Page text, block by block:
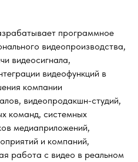
программное
видеопроизводства,
видеосигнала,
видеофункций в
компании
видеопродакшн-студий,
команд, системных
медиаприложений,
и компаний,
работа с видео в реальном